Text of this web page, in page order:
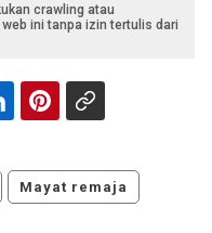
crawling atau
ini tanpa izin tertulis dari
Mayat remaja